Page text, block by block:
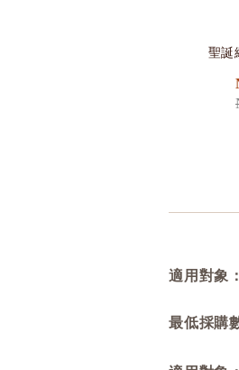
聖誕
適用對象：
最低採購